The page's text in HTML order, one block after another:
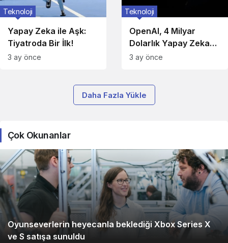
Yapay Zeka ile Aşk:
Tiyatroda Bir İlk!
Teknoloji
3 ay önce
OpenAI, 4 Milyar
Dolarlık Yapay Zeka
Atılımı!
Teknoloji
3 ay önce
Daha Fazla Yükle
Çok Okunanlar
Oyunseverlerin heyecanla beklediği Xbox Series X
ve S satışa sunuldu